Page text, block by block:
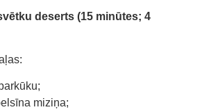
deserts (15 minūtes; 4
miziņa;